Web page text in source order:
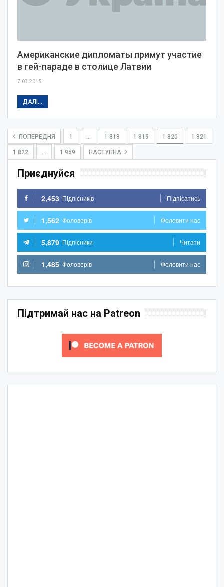
Американские дипломаты примут участие
в гей-параде в столице Латвии
7.03.2015
ДАЛІ...
ПОПЕРЕДНЯ 1 1 818 1 819 1 820 1 821
1 822 1 959 НАСТУПНА
Приєднуйся
2,453 Підпісників Підпісатись
1,562 Фоловерів Фоловити нас
5,879 Підпісники Читати
1,485 Фоловерів Фоловити нас
Підтримай нас на Patreon